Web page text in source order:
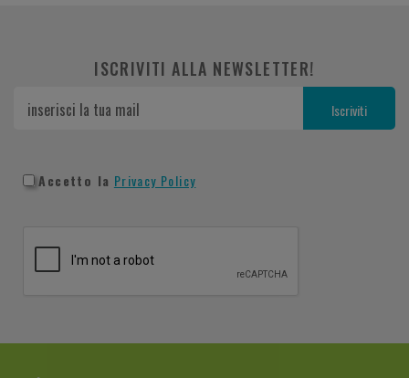
ISCRIVITI ALLA NEWSLETTER!
Accetto la Privacy Policy